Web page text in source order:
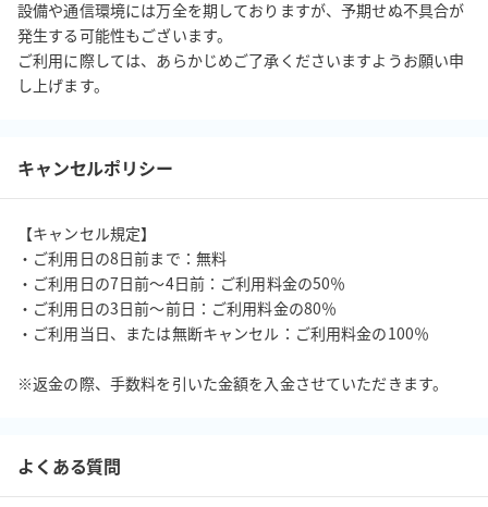
設備や通信環境には万全を期しておりますが、予期せぬ不具合が
発生する可能性もございます。
ご利用に際しては、あらかじめご了承くださいますようお願い申
し上げます。
キャンセルポリシー
【キャンセル規定】
・ご利用日の8日前まで：無料
・ご利用日の7日前～4日前：ご利用料金の50％
・ご利用日の3日前～前日：ご利用料金の80％
・ご利用当日、または無断キャンセル：ご利用料金の100％
※返金の際、手数料を引いた金額を入金させていただきます。
よくある質問